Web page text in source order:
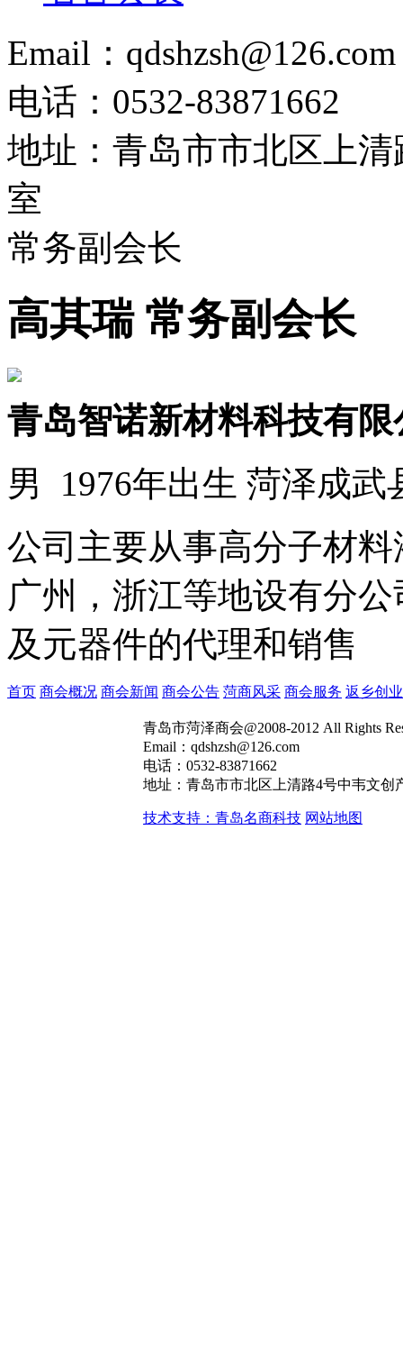
Email：qdshzsh@126.com
电话：0532-83871662
地址：青岛市市北区上
室
常务副会长
高其瑞 常务副会长
青岛智诺新材料科技有
男 1976年出生 菏泽成武
公司主要从事高分子材
广州，浙江等地设有分
及元器件的代理和销售
首页 商会概况 商会新闻 商会公告 菏商风采 商会服务 返乡创业
青岛市菏泽商会@2008-2012 All Rights
Email：qdshzsh@126.com
电话：0532-83871662
地址：青岛市市北区上清路4号中韦文创
技术支持：青岛名商科技 网站地图